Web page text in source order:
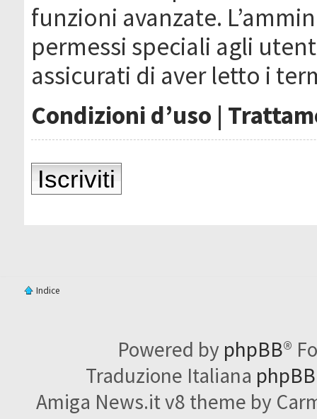
funzioni avanzate.
permessi speciali agli
assicurati di aver letto i
Condizioni d’uso |
Iscriviti
Indice
Powered by phpBB®
Traduzione Italiana
Amiga News.it v8 theme by